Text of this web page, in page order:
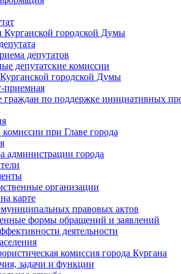
Курганской городской Думы
депутатов
депутатские комиссии
городской Думы
приемная
граждан по поддержке инициативных
при Главе города
администрации города
организации
карте
правовых актов
формы обращений и заявлений
деятельности
комиссия города Кургана
задачи и функции